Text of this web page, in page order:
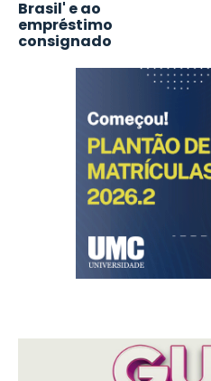
Brasil' e ao
empréstimo
consignado